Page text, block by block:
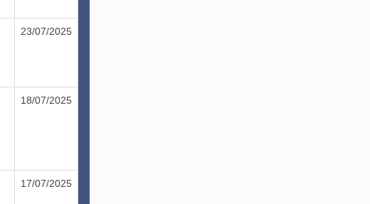
23/07/2025
18/07/2025
17/07/2025